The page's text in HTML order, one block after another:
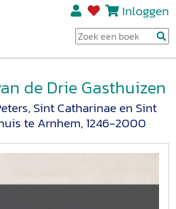
Inloggen
de Drie Gasthuizen
Sint Catharinae en Sint
te Arnhem, 1246-2000